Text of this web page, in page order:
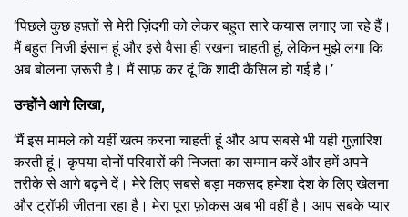
‘पिछले कुछ हफ़्तों से मेरी ज़िंदगी को लेकर बहुत सारे कयास लगाए जा रहे हैं।
मैं बहुत निजी इंसान हूं और इसे वैसा ही रखना चाहती हूं, लेकिन मुझे लगा कि
अब बोलना ज़रूरी है। मैं साफ़ कर दूं कि शादी कैंसिल हो गई है।’
उन्होंने आगे लिखा,
‘मैं इस मामले को यहीं खत्म करना चाहती हूं और आप सबसे भी यही गुज़ारिश
करती हूं। कृपया दोनों परिवारों की निजता का सम्मान करें और हमें अपने
तरीके से आगे बढ़ने दें। मेरे लिए सबसे बड़ा मकसद हमेशा देश के लिए खेलना
और ट्रॉफी जीतना रहा है। मेरा पूरा फ़ोकस अब भी वहीं है। आप सबके प्यार